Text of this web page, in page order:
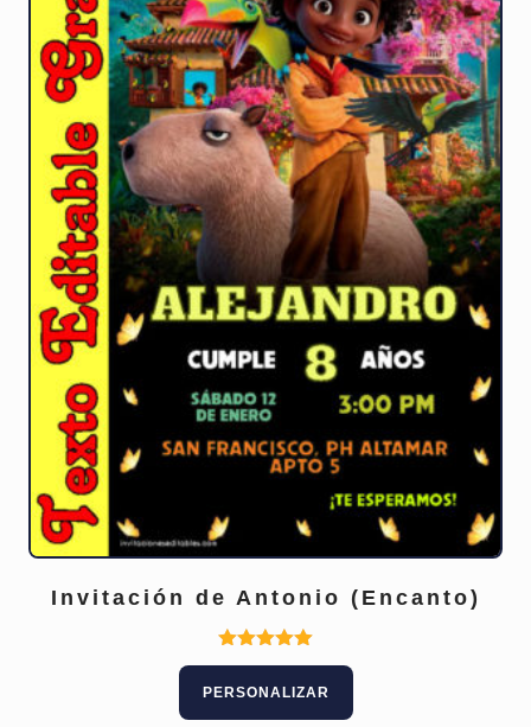
Invitación de Antonio (Encanto)
Valorado
5.00
de 5
PERSONALIZAR